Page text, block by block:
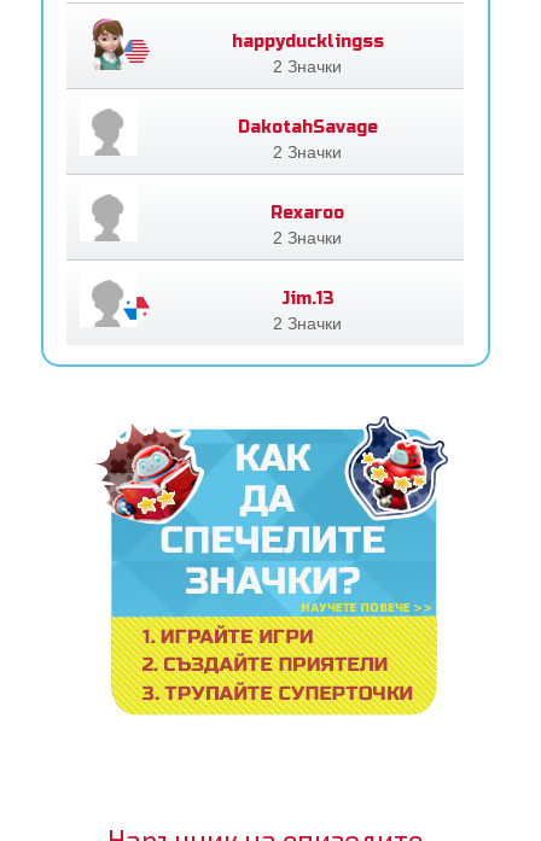
happyducklingss
2 Значки
DakotahSavage
2 Значки
Rexaroo
2 Значки
Jim.13
2 Значки